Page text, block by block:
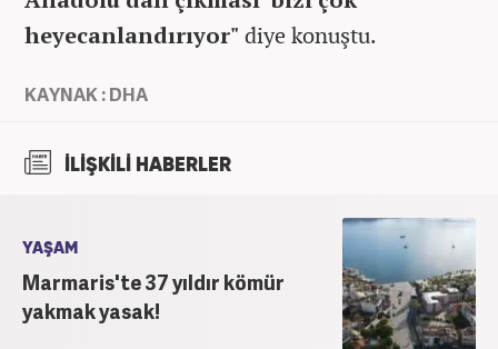
heyecanlandırıyor" diye konuştu.
KAYNAK : DHA
İLİŞKİLİ HABERLER
YAŞAM
Marmaris'te 37 yıldır kömür
yakmak yasak!